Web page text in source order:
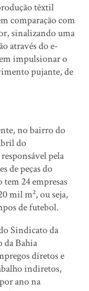
têxtil
comparação com
sinalizando uma
através do e-
impulsionar o
pujante, de
no bairro do
do
pela
de peças do
tem 24 empresas
mil m², ou seja,
de futebol.
Sindicato da
da Bahia
diretos e
indiretos,
ano na